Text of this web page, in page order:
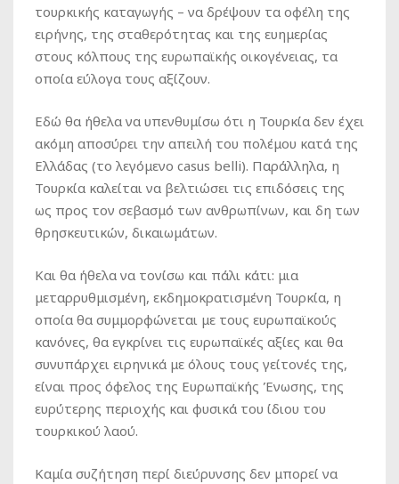
τουρκικής καταγωγής – να δρέψουν τα οφέλη της
ειρήνης, της σταθερότητας και της ευημερίας
στους κόλπους της ευρωπαϊκής οικογένειας, τα
οποία εύλογα τους αξίζουν.
Εδώ θα ήθελα να υπενθυμίσω ότι η Τουρκία δεν έχει
ακόμη αποσύρει την απειλή του πολέμου κατά της
Ελλάδας (το λεγόμενο casus belli). Παράλληλα, η
Τουρκία καλείται να βελτιώσει τις επιδόσεις της
ως προς τον σεβασμό των ανθρωπίνων, και δη των
θρησκευτικών, δικαιωμάτων.
Και θα ήθελα να τονίσω και πάλι κάτι: μια
μεταρρυθμισμένη, εκδημοκρατισμένη Τουρκία, η
οποία θα συμμορφώνεται με τους ευρωπαϊκούς
κανόνες, θα εγκρίνει τις ευρωπαϊκές αξίες και θα
συνυπάρχει ειρηνικά με όλους τους γείτονές της,
είναι προς όφελος της Ευρωπαϊκής Ένωσης, της
ευρύτερης περιοχής και φυσικά του ίδιου του
τουρκικού λαού.
Καμία συζήτηση περί διεύρυνσης δεν μπορεί να